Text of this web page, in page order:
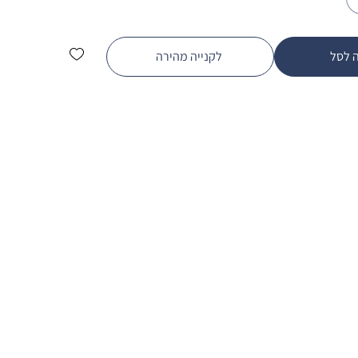
לסל לקנייה מהירה